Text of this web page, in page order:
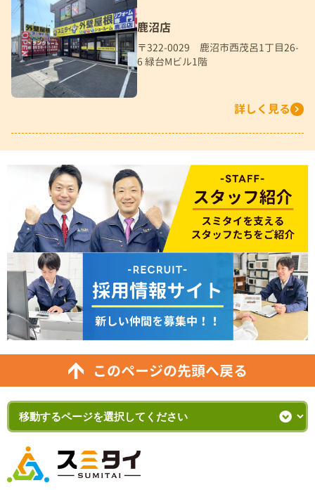
鹿沼店
〒322-0029 鹿沼市西茂呂1丁目26-
6 緑台Mビル1階
詳しく見る
このページの先頭へ戻る